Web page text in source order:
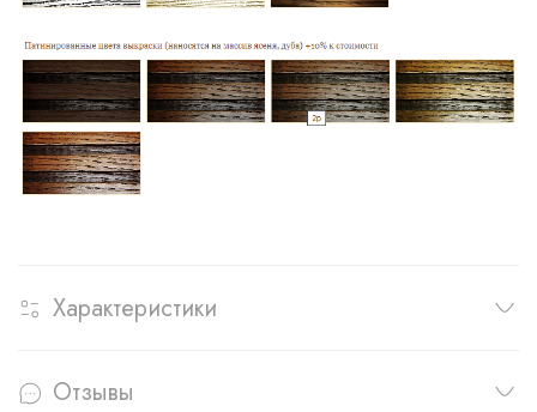
Характеристики
Отзывы